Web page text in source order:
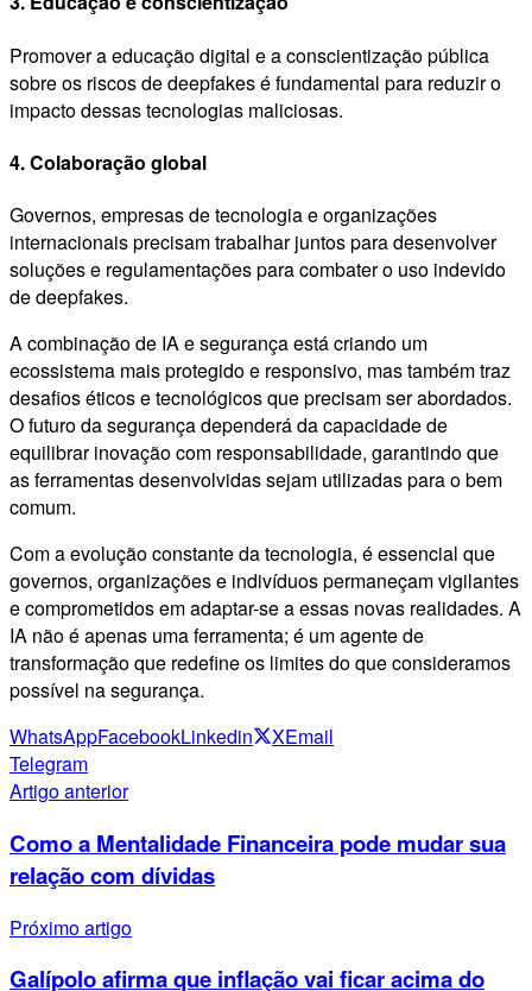
Promover a educação digital e a conscientização pública
sobre os riscos de deepfakes é fundamental para reduzir o
impacto dessas tecnologias maliciosas.
4. Colaboração global
Governos, empresas de tecnologia e organizações
internacionais precisam trabalhar juntos para desenvolver
soluções e regulamentações para combater o uso indevido
de deepfakes.
A combinação de IA e segurança está criando um
ecossistema mais protegido e responsivo, mas também traz
desafios éticos e tecnológicos que precisam ser abordados.
O futuro da segurança dependerá da capacidade de
equilibrar inovação com responsabilidade, garantindo que
as ferramentas desenvolvidas sejam utilizadas para o bem
comum.
Com a evolução constante da tecnologia, é essencial que
governos, organizações e indivíduos permaneçam vigilantes
e comprometidos em adaptar-se a essas novas realidades. A
IA não é apenas uma ferramenta; é um agente de
transformação que redefine os limites do que consideramos
possível na segurança.
WhatsAppFacebookLinkedin XEmail
Telegram
Artigo anterior
Como a Mentalidade Financeira pode mudar sua
relação com dívidas
Próximo artigo
Galípolo afirma que inflação vai ficar acima do